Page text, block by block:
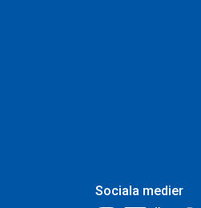
Sociala medier